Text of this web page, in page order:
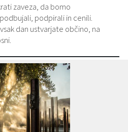
zaveza, da bomo
podpirali in cenili.
dan ustvarjate občino, na